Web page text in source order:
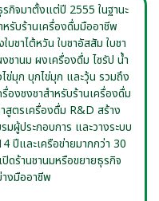
กิจมาตั้งแต่ปี 2555 ในฐานะ
รับร้านเครื่องดื่มมืออาชีพ
ชาไต้หวัน ใบชาอัสสัม ใบชา
ชานม ผงเครื่องดื่ม ไซรัป น้ำ
ข่มุก บุกไข่มุก และวุ้น รวมถึง
งชงชาสำหรับร้านเครื่องดื่ม
ตรเครื่องดื่ม R&D สร้าง
ผู้ประกอบการ และวางระบบ
ปีและเครือข่ายมากกว่า 30
ดร้านชานมหรือขยายธุรกิจ
งมืออาชีพ